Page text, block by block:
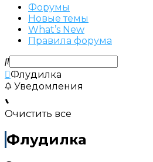
Форумы
Новые темы
What’s New
Правила форума
Флудилка
Уведомления
Очистить все
Флудилка